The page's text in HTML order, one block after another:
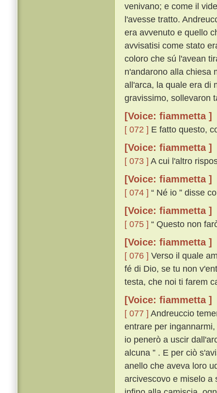
venivano; e come il
l'avesse tratto.
era avvenuto e quello
avvisatisi come stato
coloro che sú l'avean
n'andarono alla chiesa
all'arca, la quale era di
gravissimo, sollevaron
[Voice: fiammetta ]
[ 072 ] E fatto questo,
[Voice: fiammetta ]
[ 073 ] A cui l'altro
[Voice: fiammetta ]
[ 074 ] “ Né io ” disse
[Voice: fiammetta ]
[ 075 ] “ Questo non
[Voice: fiammetta ]
[ 076 ] Verso il quale
fé di Dio, se tu non
testa, che noi ti farem
[Voice: fiammetta ]
[ 077 ] Andreuccio
entrare per
io penerò a uscir
alcuna ” . E per ciò
anello che aveva loro
arcivescovo e miselo a